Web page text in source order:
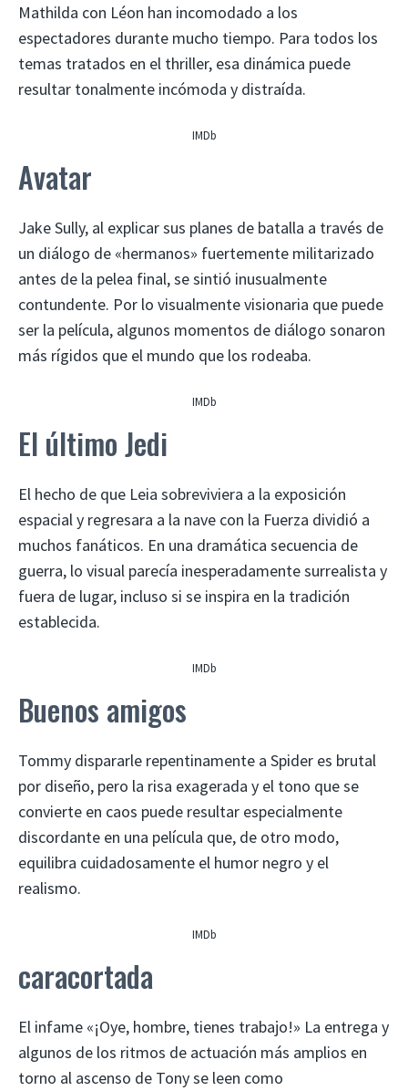
Mathilda con Léon han incomodado a los
espectadores durante mucho tiempo. Para todos los
temas tratados en el thriller, esa dinámica puede
resultar tonalmente incómoda y distraída.
IMDb
Avatar
Jake Sully, al explicar sus planes de batalla a través de
un diálogo de «hermanos» fuertemente militarizado
antes de la pelea final, se sintió inusualmente
contundente. Por lo visualmente visionaria que puede
ser la película, algunos momentos de diálogo sonaron
más rígidos que el mundo que los rodeaba.
IMDb
El último Jedi
El hecho de que Leia sobreviviera a la exposición
espacial y regresara a la nave con la Fuerza dividió a
muchos fanáticos. En una dramática secuencia de
guerra, lo visual parecía inesperadamente surrealista y
fuera de lugar, incluso si se inspira en la tradición
establecida.
IMDb
Buenos amigos
Tommy dispararle repentinamente a Spider es brutal
por diseño, pero la risa exagerada y el tono que se
convierte en caos puede resultar especialmente
discordante en una película que, de otro modo,
equilibra cuidadosamente el humor negro y el
realismo.
IMDb
caracortada
El infame «¡Oye, hombre, tienes trabajo!» La entrega y
algunos de los ritmos de actuación más amplios en
torno al ascenso de Tony se leen como